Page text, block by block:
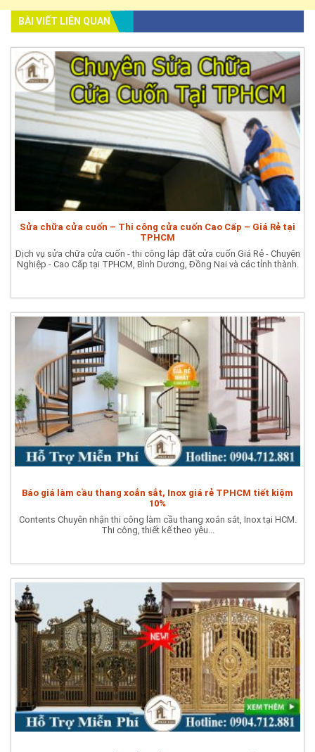
BÀI VIẾT LIÊN QUAN
Sửa chữa cửa cuốn – Thi công cửa cuốn Cao Cấp – Giá Rẻ tại
TPHCM
Dịch vụ sửa chữa cửa cuốn - thi công lắp đặt cửa cuốn Giá Rẻ - Chuyên
Nghiệp - Cao Cấp tại TPHCM, Bình Dương, Đồng Nai và các tỉnh thành.
Báo giá làm cầu thang xoắn sắt, Inox giá rẻ TPHCM tiết kiệm
10%
Contents Chuyên nhận thi công làm cầu thang xoắn sắt, Inox tại HCM.
Thi công, thiết kế theo yêu...